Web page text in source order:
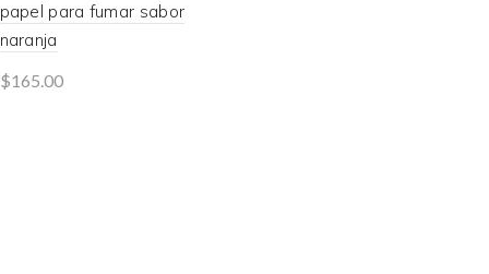
papel para fumar sabor
naranja
$165.00